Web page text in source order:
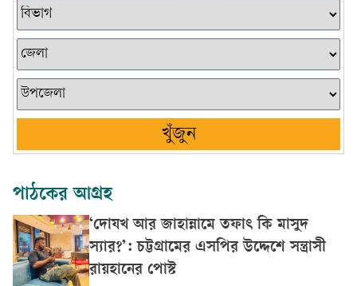
খুঁজুন
পাঠকের আগ্রহ
‘দোযখ আর জাহান্নামে তফাৎ কি মাসুদ
স্যার?’: চট্টগ্রামের এসপির উদ্দেশে সন্ত্রাসী
রায়হানের পোস্ট